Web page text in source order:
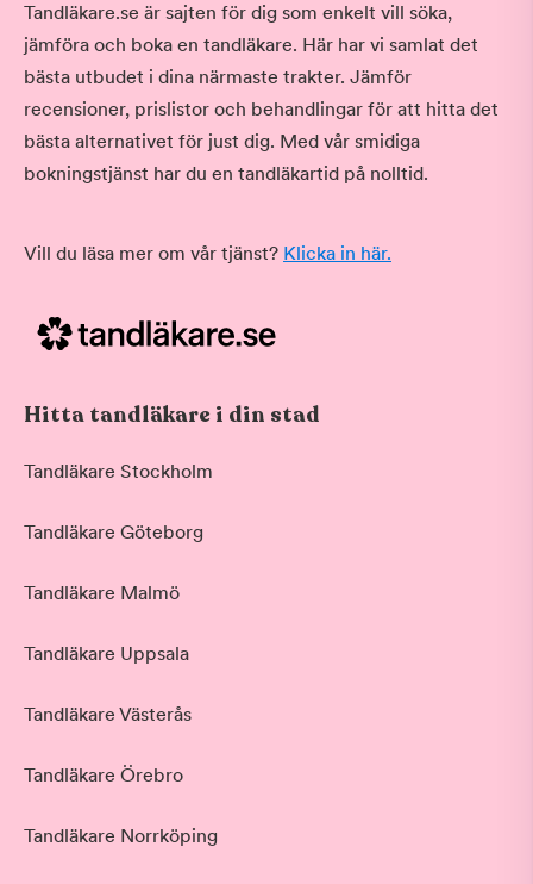
Tandläkare.se är sajten för dig som enkelt vill söka,
jämföra och boka en tandläkare. Här har vi samlat det
bästa utbudet i dina närmaste trakter. Jämför
recensioner, prislistor och behandlingar för att hitta det
bästa alternativet för just dig. Med vår smidiga
bokningstjänst har du en tandläkartid på nolltid.
Vill du läsa mer om vår tjänst? Klicka in här.
Hitta tandläkare i din stad
Tandläkare Stockholm
Tandläkare Göteborg
Tandläkare Malmö
Tandläkare Uppsala
Tandläkare Västerås
Tandläkare Örebro
Tandläkare Norrköping